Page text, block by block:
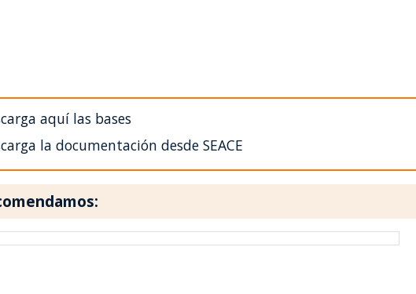
aquí las bases
la documentación desde SEACE